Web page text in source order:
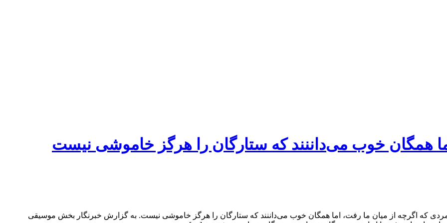
همگان خوب می‌داننند که ستارگان را هرگز خاموشی نیست
خرم» است؛ مردی که اگرچه از میان ما رفت، اما همگان خوب می‌داننند که ستارگان را هرگز خاموشی نیست. به گزارش خبرنگار بخش موسیقی